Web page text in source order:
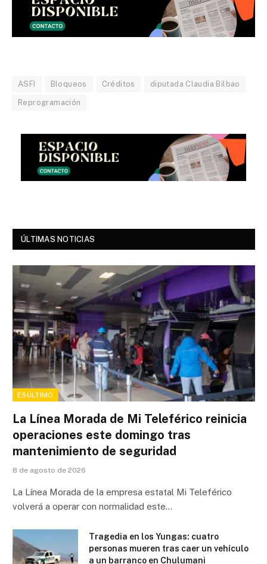
ASFI Bloqueos Créditos diputada Claudia Bilbao
Reprogramación
ÚLTIMAS NOTICIAS
ESÚLTIMO
La Línea Morada de Mi Teleférico reinicia
operaciones este domingo tras
mantenimiento de seguridad
8 de agosto de 2026
La Línea Morada de la empresa estatal Mi Teleférico
volverá a operar con normalidad este…
Tragedia en los Yungas: cuatro
personas mueren tras caer un vehículo
a un barranco en Chulumani